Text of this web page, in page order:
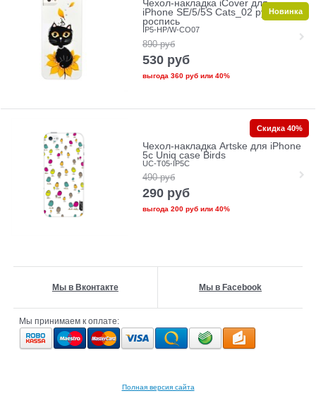
Чехол-накладка iCover для
iPhone SE/5/5S Cats_02 ручная
роспись
IP5-HP/W-CO07
890 руб
530 руб
выгода 360 рубили 40%
Новинка
Чехол-накладка Artske для iPhone
5с Uniq case Birds
UC-T05-IP5C
490 руб
290 руб
выгода 200 рубили 40%
Скидка 40%
Мы в Вконтакте Мы в Facebook
Мы принимаем к оплате:
Полная версия сайта